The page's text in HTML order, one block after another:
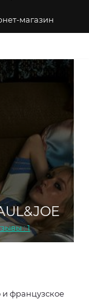
магазин
: 1
и французское